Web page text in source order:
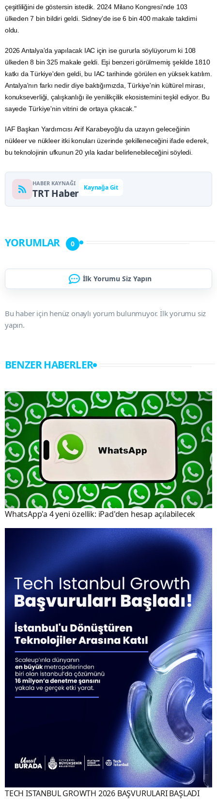
çeşitliliğini de göstersin istedik. 2024 Milano Kongresi'nde 103
ülkeden 7 bin bildiri geldi. Sidney'de ise 6 bin 400 makale takdimi
oldu.
2026 Antalya'da yapılacak IAC için ise gururla söylüyorum ki 108
ülkeden 8 bin 325 makale geldi. Eşi benzeri görülmemiş şekilde 1810
katkı da Türkiye'den geldi, bu IAC tarihinde görülen en yüksek katılım.
Antalya'nın farkı nedir diye baktığımızda, Türkiye'nin kültürel mirası,
konukseverliği, çalışkanlığı ile yenilikçilik ekosistemini teşkil ediyor. Bu
sayede Türkiye'nin vitrini de ortaya çıkacak."
IAF Başkan Yardımcısı Arif Karabeyoğlu da uzayın geleceğinin
nükleer ve nükleer itki konuları üzerinde şekilleneceğini ifade ederek,
bu teknolojinin ufkunun 20 yıla kadar belirlenebileceğini söyledi.
HABER KAYNAĞI
TRT Haber Kaynağa Git
YORUMLAR 0
İlk Yorumu Siz Yapın
Bu haber için henüz onaylı yorum bulunmuyor. İlk yorumu siz
yapın.
BENZER HABERLER
WhatsApp'a 4 yeni özellik: iPad'den hesap açılabilecek
TECH ISTANBUL GROWTH 2026 BAŞVURULARI BAŞLADI